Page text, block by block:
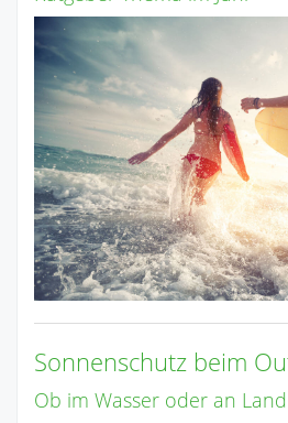
Sonnenschutz beim
Ob im Wasser oder an Land